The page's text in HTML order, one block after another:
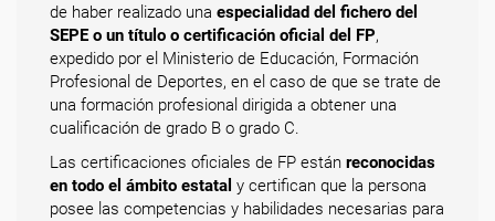
de haber realizado una especialidad del fichero del
SEPE o un título o certificación oficial del FP,
expedido por el Ministerio de Educación, Formación
Profesional de Deportes, en el caso de que se trate de
una formación profesional dirigida a obtener una
cualificación de grado B o grado C.
Las certificaciones oficiales de FP están reconocidas
en todo el ámbito estatal y certifican que la persona
posee las competencias y habilidades necesarias para